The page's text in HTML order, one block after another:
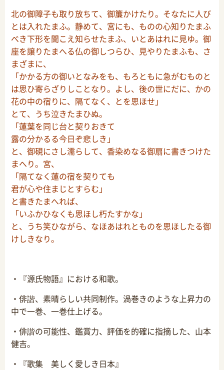
北の御障子も取り放ちて、御簾かけたり。そなたに人び
とは入れたまふ。静めて、宮にも、ものの心知りたまふ
べき下形を聞こえ知らせたまふ、いとあはれに見ゆ。御
座を譲りたまへる仏の御しつらひ、見やりたまふも、さ
まざまに、
「かかる方の御いとなみをも、もろともに急がむものと
は思ひ寄らざりしことなり。よし、後の世にだに、かの
花の中の宿りに、隔てなく、とを思ほせ」
とて、うち泣きたまひぬ。
「蓮葉を同じ台と契りおきて
露の分かるる今日ぞ悲しき」
と、御硯にさし濡らして、香染めなる御扇に書きつけた
まへり。宮、
「隔てなく蓮の宿を契りても
君が心や住まじとすらむ」
と書きたまへれば、
「いふかひなくも思ほし朽たすかな」
と、うち笑ひながら、なほあはれとものを思ほしたる御
けしきなり。
・『源氏物語』における和歌。
・俳諧、素晴らしい共同制作。渦巻きのような上昇力の
中で一巻、一巻仕上げる。
・俳諧の可能性、鑑賞力、評価を的確に指摘した、山本
健吉。
・『歌集 美しく愛しき日本』